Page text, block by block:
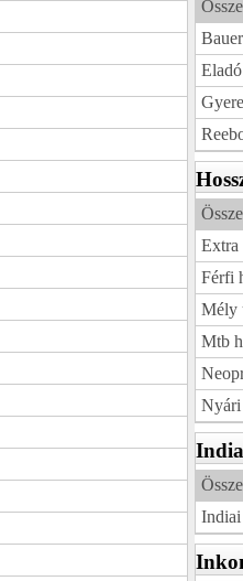
Extra
Férfi
Mély
Mtb
Nyári
Indiai